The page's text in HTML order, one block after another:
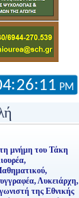
μνήμη του Τάκη
Λυκειάρχη,
της Εθνικής